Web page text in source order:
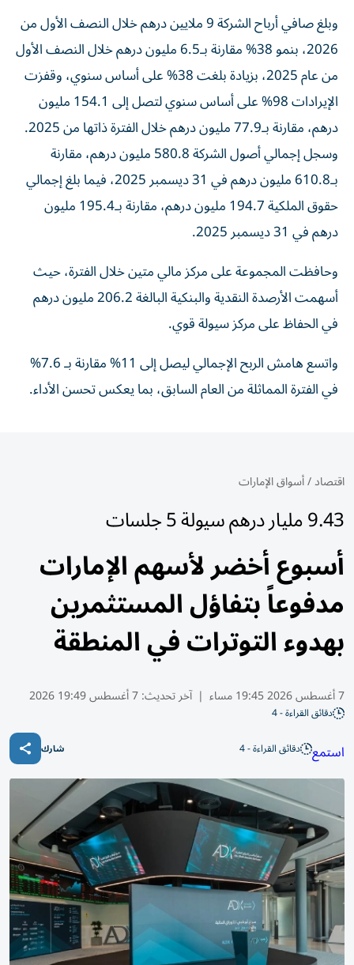
وبلغ صافي أرباح الشركة 9 ملايين درهم خلال النصف الأول من
2026، بنمو 38% مقارنة بـ6.5 مليون درهم خلال النصف الأول
من عام 2025، بزيادة بلغت 38% على أساس سنوي، وقفزت
الإيرادات 98% على أساس سنوي لتصل إلى 154.1 مليون
درهم، مقارنة بـ77.9 مليون درهم خلال الفترة ذاتها من 2025.
وسجل إجمالي أصول الشركة 580.8 مليون درهم، مقارنة
بـ610.8 مليون درهم في 31 ديسمبر 2025، فيما بلغ إجمالي
حقوق الملكية 194.7 مليون درهم، مقارنة بـ195.4 مليون
درهم في 31 ديسمبر 2025.
وحافظت المجموعة على مركز مالي متين خلال الفترة، حيث
أسهمت الأرصدة النقدية والبنكية البالغة 206.2 مليون درهم
في الحفاظ على مركز سيولة قوي.
واتسع هامش الربح الإجمالي ليصل إلى 11% مقارنة بـ 7.6%
في الفترة المماثلة من العام السابق، بما يعكس تحسن الأداء.
اقتصاد/أسواق الإمارات
9.43 مليار درهم سيولة 5 جلسات
أسبوع أخضر لأسهم الإمارات
مدفوعاً بتفاؤل المستثمرين
بهدوء التوترات في المنطقة
7 أغسطس 2026 19:45 مساء | آخر تحديث:7 أغسطس 19:49 2026
دقائق القراءة - 4
استمع دقائق القراءة - 4 شارك